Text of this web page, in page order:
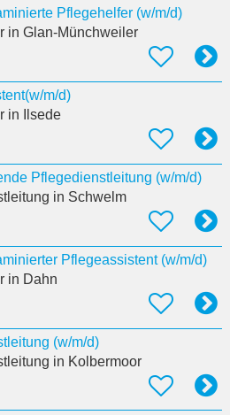
Pflegehelfer (w/m/d)
in Glan-Münchweiler
m/d)
in Ilsede
Pflegedienstleitung (w/m/d)
in Schwelm
Pflegeassistent (w/m/d)
in Dahn
(w/m/d)
in Kolbermoor